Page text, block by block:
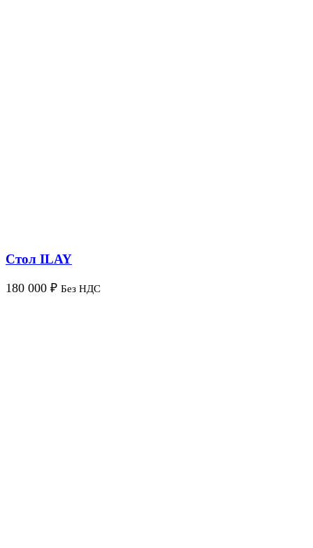
Стол ILAY
180 000 ₽ Без НДС